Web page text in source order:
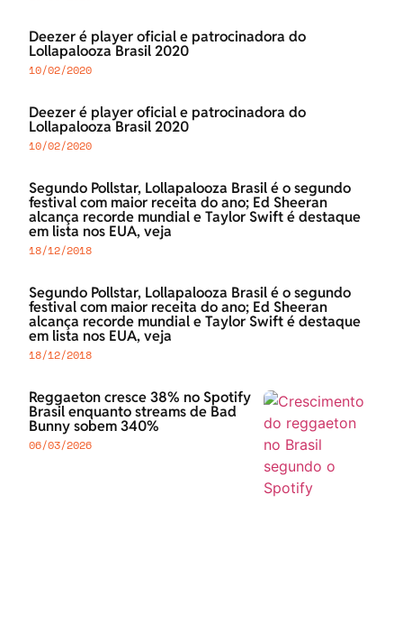
Deezer é player oficial e patrocinadora do
Lollapalooza Brasil 2020
10/02/2020
Deezer é player oficial e patrocinadora do
Lollapalooza Brasil 2020
10/02/2020
Segundo Pollstar, Lollapalooza Brasil é o segundo
festival com maior receita do ano; Ed Sheeran
alcança recorde mundial e Taylor Swift é destaque
em lista nos EUA, veja
18/12/2018
Segundo Pollstar, Lollapalooza Brasil é o segundo
festival com maior receita do ano; Ed Sheeran
alcança recorde mundial e Taylor Swift é destaque
em lista nos EUA, veja
18/12/2018
Reggaeton cresce 38% no Spotify
Brasil enquanto streams de Bad
Bunny sobem 340%
06/03/2026